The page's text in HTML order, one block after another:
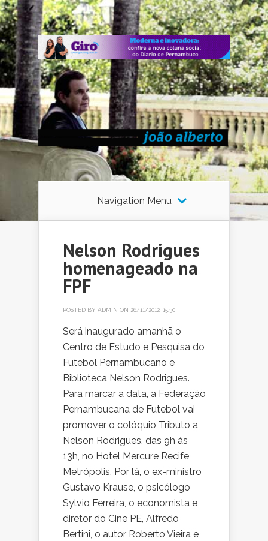
Navigation Menu
Nelson Rodrigues
homenageado na
FPF
POSTED BY ADMIN ON 26/11/2012, 15:30
Será inaugurado amanhã o
Centro de Estudo e Pesquisa do
Futebol Pernambucano e
Biblioteca Nelson Rodrigues.
Para marcar a data, a Federação
Pernambucana de Futebol vai
promover o colóquio Tributo a
Nelson Rodrigues, das 9h às
13h, no Hotel Mercure Recife
Metrópolis. Por lá, o ex-ministro
Gustavo Krause, o psicólogo
Sylvio Ferreira, o economista e
diretor do Cine PE, Alfredo
Bertini, o autor Roberto Vieira e